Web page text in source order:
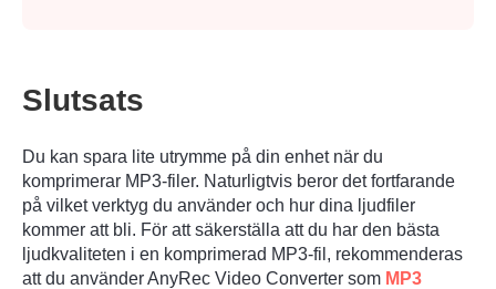
Slutsats
Du kan spara lite utrymme på din enhet när du
komprimerar MP3-filer. Naturligtvis beror det fortfarande
på vilket verktyg du använder och hur dina ljudfiler
kommer att bli. För att säkerställa att du har den bästa
ljudkvaliteten i en komprimerad MP3-fil, rekommenderas
att du använder AnyRec Video Converter som MP3